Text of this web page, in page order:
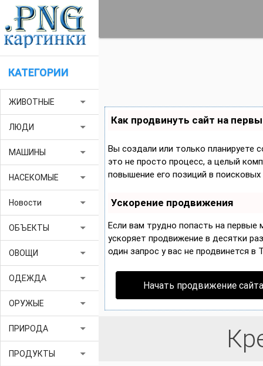
КАТЕГОРИИ
ЖИВОТНЫЕ arrow_drop_down
ЛЮДИ arrow_drop_down
МАШИНЫ arrow_drop_down
НАСЕКОМЫЕ arrow_drop_down
Новости arrow_drop_down
ОБЪЕКТЫ arrow_drop_down
ОВОЩИ arrow_drop_down
ОДЕЖДА arrow_drop_down
ОРУЖЫЕ arrow_drop_down
ПРИРОДА arrow_drop_down
ПРОДУКТЫ arrow_drop_down
Как продвинуть сайт на
Вы создали или только планируете
это не просто процесс, а целый
повышение его позиций в поисковых
Ускорение продвижения
Если вам трудно попасть на первые
ускоряет продвижение в десятки
один запрос у вас не продвинется в
Начать продвижение сайта